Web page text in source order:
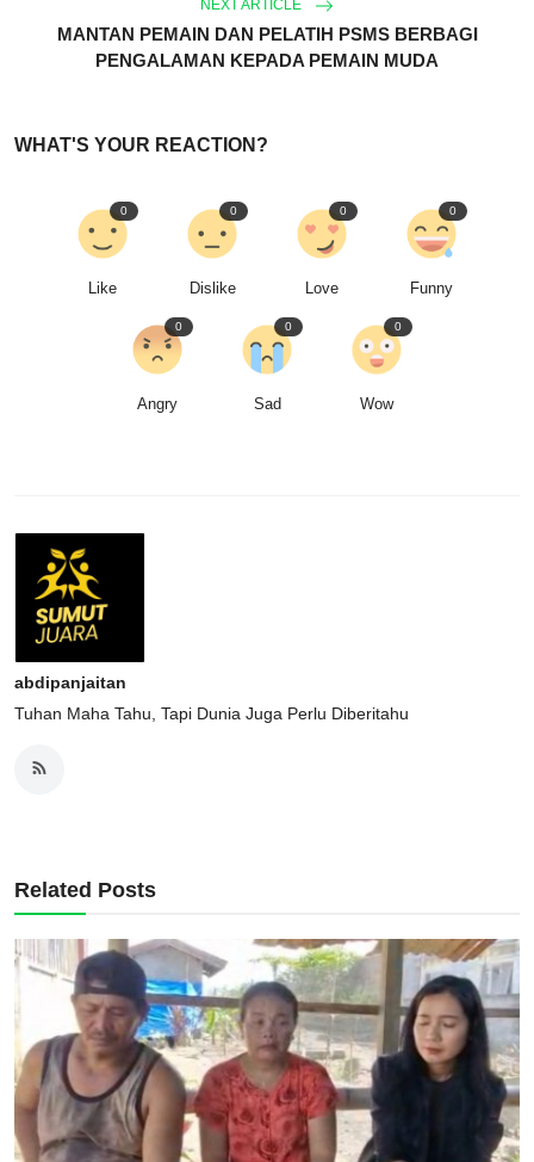
NEXT ARTICLE
MANTAN PEMAIN DAN PELATIH PSMS BERBAGI
PENGALAMAN KEPADA PEMAIN MUDA
WHAT'S YOUR REACTION?
Like
0
Dislike
0
Love
0
Funny
0
Angry
0
Sad
0
Wow
0
abdipanjaitan
Tuhan Maha Tahu, Tapi Dunia Juga Perlu Diberitahu
Related Posts